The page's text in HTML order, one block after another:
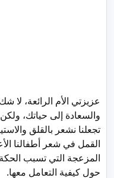
عزيزتي الأم الرائعة، لا
والسعادة إلى حياتك،
تجعلنا نشعر بالقلق
القمل في شعر أطفالنا
المزعجة التي تسبب
حول كيفية التعامل معها.